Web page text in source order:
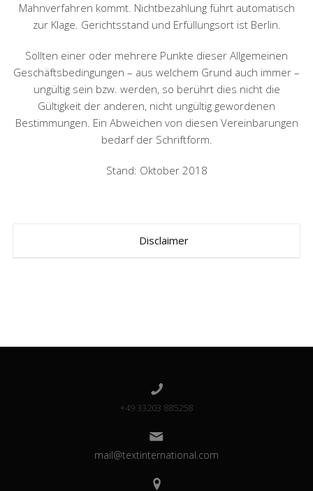
Mahnverfahren kommt. Nichtbezahlung führt automatisch
zur Klage. Gerichtsstand und Erfüllungsort ist Berlin.
Sollten einer oder mehrere Punkte dieser Allgemeinen
Geschäftsbedingungen – aus welchem Grund auch immer –
ungültig sein bzw. werden, so berührt dies nicht die
Gültigkeit der anderen, nicht ungültig gewordenen
Bestimmungen. Ein Abweichen von diesen Vereinbarungen
bedarf der Schriftform.
Stand: Oktober 2018
Disclaimer
+49 33203 885258
mail@textinternational.com